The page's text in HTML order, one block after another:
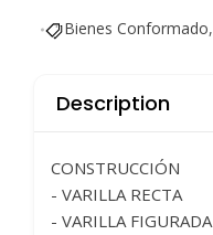
Bienes Conformado,
Description
CONSTRUCCIÓN
- VARILLA RECTA
- VARILLA FIGURADA